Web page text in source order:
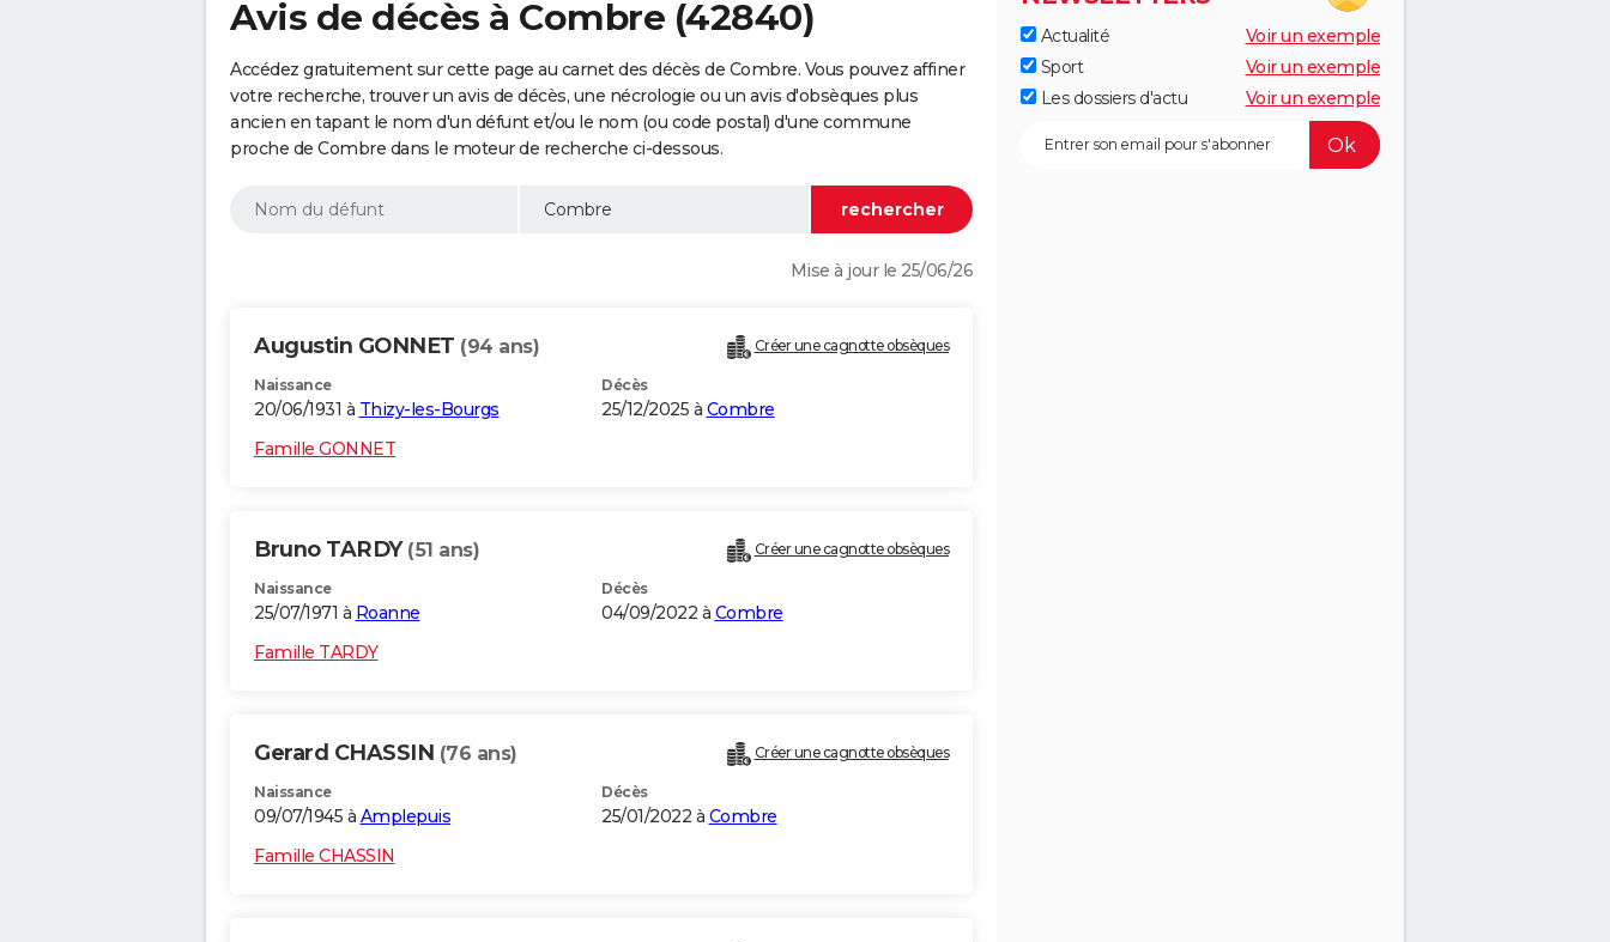
Avis de décès à Combre (42840)
Accédez gratuitement sur cette page au carnet des décès de Combre. Vous pouvez affiner
votre recherche, trouver un avis de décès, une nécrologie ou un avis d'obsèques plus
ancien en tapant le nom d'un défunt et/ou le nom (ou code postal) d'une commune
proche de Combre dans le moteur de recherche ci-dessous.
Mise à jour le 25/06/26
Augustin GONNET (94 ans) Créer une cagnotte obsèques
Naissance
20/06/1931 à Thizy-les-Bourgs
Décès
25/12/2025 à Combre
Famille GONNET
Bruno TARDY (51 ans) Créer une cagnotte obsèques
Naissance
25/07/1971 à Roanne
Décès
04/09/2022 à Combre
Famille TARDY
Gerard CHASSIN (76 ans) Créer une cagnotte obsèques
Naissance
09/07/1945 à Amplepuis
Décès
25/01/2022 à Combre
Famille CHASSIN
Actualité
Voir un exemple
Sport
Voir un exemple
Les dossiers d'actu
Voir un exemple